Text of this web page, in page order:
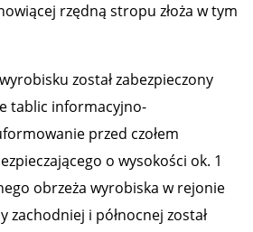
rzędną stropu złoża w tym
został zabezpieczony
tablic informacyjno-
przed czołem
o wysokości ok. 1
obrzeża wyrobiska w rejonie
zachodniej i północnej został